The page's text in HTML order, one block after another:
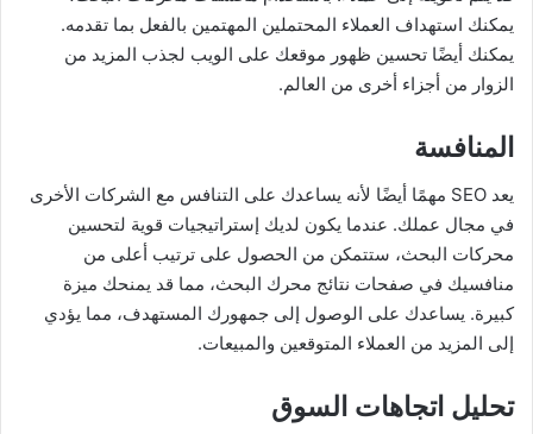
يمكنك استهداف العملاء المحتملين المهتمين بالفعل بما تقدمه.
يمكنك أيضًا تحسين ظهور موقعك على الويب لجذب المزيد من
الزوار من أجزاء أخرى من العالم.
المنافسة
يعد SEO مهمًا أيضًا لأنه يساعدك على التنافس مع الشركات الأخرى
في مجال عملك. عندما يكون لديك إستراتيجيات قوية لتحسين
محركات البحث، ستتمكن من الحصول على ترتيب أعلى من
منافسيك في صفحات نتائج محرك البحث، مما قد يمنحك ميزة
كبيرة. يساعدك على الوصول إلى جمهورك المستهدف، مما يؤدي
إلى المزيد من العملاء المتوقعين والمبيعات.
تحليل اتجاهات السوق